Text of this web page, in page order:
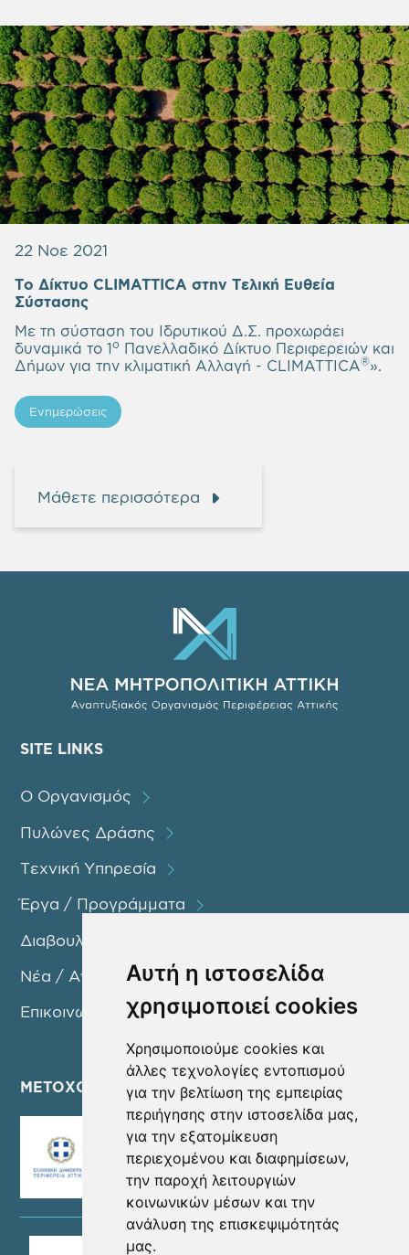
Αυτή η ιστοσελίδα
χρησιμοποιεί cookies
Χρησιμοποιούμε cookies και
άλλες τεχνολογίες εντοπισμού
για την βελτίωση της εμπειρίας
περιήγησης στην ιστοσελίδα μας,
για την εξατομίκευση
περιεχομένου και διαφημίσεων,
την παροχή λειτουργιών
κοινωνικών μέσων και την
ανάλυση της επισκεψιμότητάς
μας.
22 Νοε 2021
Το Δίκτυο CLIMATTICA στην Τελική Ευθεία
Σύστασης
Με τη σύσταση του Ιδρυτικού Δ.Σ. προχωράει
δυναμικά το 1ο Πανελλαδικό Δίκτυο Περιφερειών και
Δήμων για την κλιματική Αλλαγή - CLIMATTICA®».
Ενημερώσεις
Μάθετε περισσότερα
SITE LINKS
Ο Οργανισμός
Πυλώνες Δράσης
Τεχνική Υπηρεσία
Έργα / Προγράμματα
Διαβουλεύσεις
Νέα / Ανακοινώσεις
Επικοινωνία
ΜΕΤΟΧΟΙ